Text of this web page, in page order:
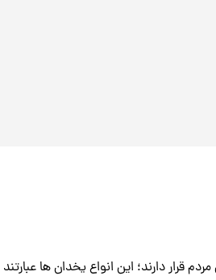
قرار دارند؛ این انواع یخدان‌ ها عبارتند